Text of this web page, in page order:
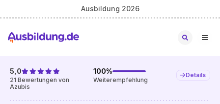
Ausbildung 2026
5,0
21 Bewertungen von
Azubis
100%
Weiterempfehlung
Details